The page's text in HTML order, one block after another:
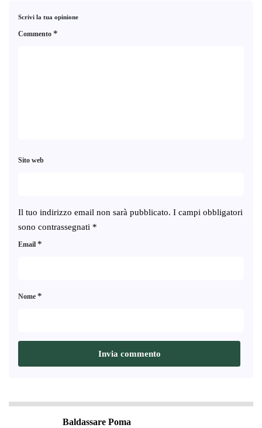
Scrivi la tua opinione
Il tuo indirizzo email non sarà pubblicato. I campi obbligatori
sono contrassegnati *
Commento *
Nome *
Email *
Sito web
Baldassare Poma